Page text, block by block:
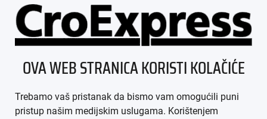
ÜBER UNS
IMPRESSUM
AGB
OVA WEB STRANICA KORISTI KOLAČIĆE
Trebamo vaš pristanak da bismo vam omogućili puni
pristup našim medijskim uslugama. Korištenjem